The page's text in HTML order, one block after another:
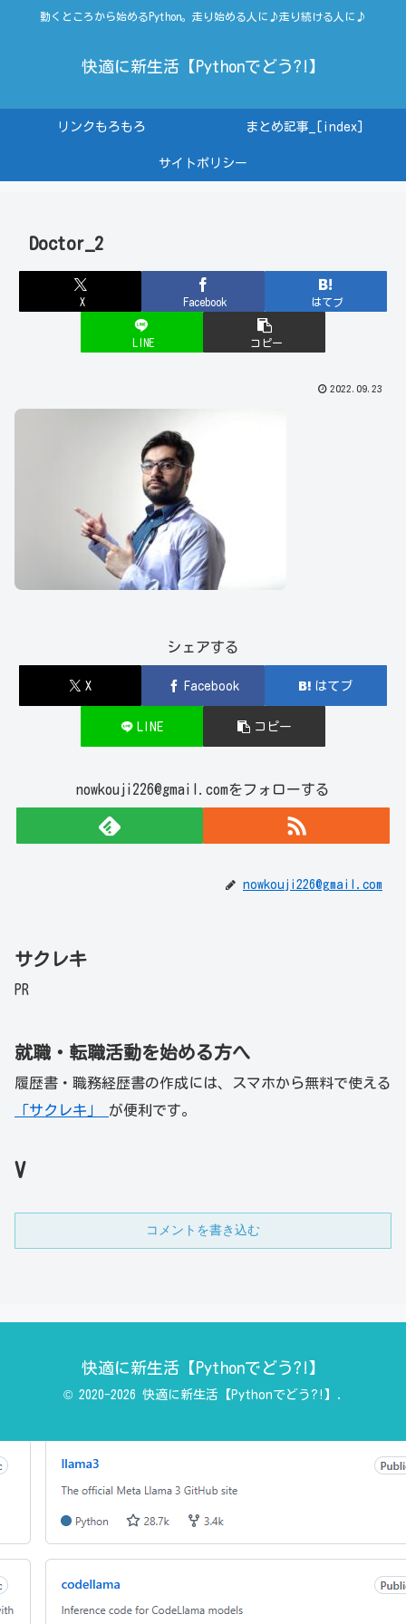
動くところから始めるPython。走り始める人に♪走り続ける人に♪
快適に新生活【Pythonでどう?!】
リンクもろもろ まとめ記事_[index]
サイトポリシー
Doctor_2
X Facebook はてブ
LINE コピー
2022.09.23
シェアする
X Facebook はてブ
LINE コピー
nowkouji226@gmail.comをフォローする
nowkouji226@gmail.com
サクレキ
PR
就職・転職活動を始める方へ
履歴書・職務経歴書の作成には、スマホから無料で使える
「サクレキ」 が便利です。
V
コメントを書き込む
快適に新生活【Pythonでどう?!】
© 2020-2026 快適に新生活【Pythonでどう?!】.